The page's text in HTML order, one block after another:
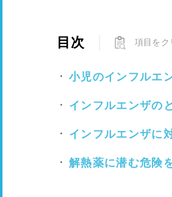
目次 項目をク
小児のインフルエ
インフルエンザの
インフルエンザに
解熱薬に潜む危険